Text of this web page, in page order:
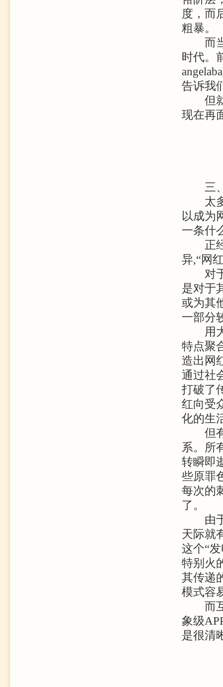
度，而
粗暴。
而当
时代。
告诉我
但就
现在再
三
太多
以成为
一条什
正经
异,“网
对于
是对于
或为其
一部分
用大
特点聚
造出网
通过社
打破了
红向受
化的生
但有
系。所
转瞬即
些原罪
每次的
了。
由于
天际就
这个“
特别火
其传递
模式容
而互
象级
是很清